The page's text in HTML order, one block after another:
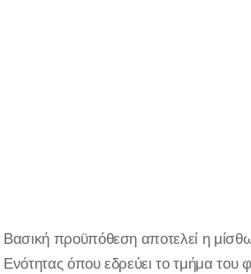
Βασική προϋπόθεση αποτελεί η
Ενότητας όπου εδρεύει το τμήμα του